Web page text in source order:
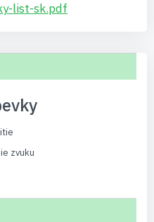
list-sk.pdf
zvuku